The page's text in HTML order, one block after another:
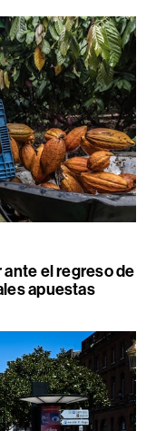
el regreso de
apuestas